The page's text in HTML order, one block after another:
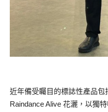
近年備受矚目的標誌性產品包
Raindance Alive 花灑，以獨